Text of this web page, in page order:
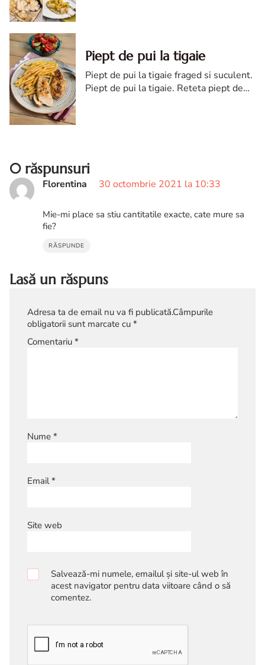
Piept de pui la tigaie
Piept de pui la tigaie fraged si suculent.
Piept de pui la tigaie. Reteta piept de
0 răspunsuri
Florentina 30 octombrie 2021 la 10:33
Mie-mi place sa stiu cantitatile exacte, cate mure sa
fie?
RĂSPUNDE
Lasă un răspuns
Adresa ta de email nu va fi publicată.Câmpurile
obligatorii sunt marcate cu *
Comentariu *
Nume *
Email*
Site web
Salvează-mi numele, emailul și site-ul web în
acest navigator pentru data viitoare când o să
comentez.